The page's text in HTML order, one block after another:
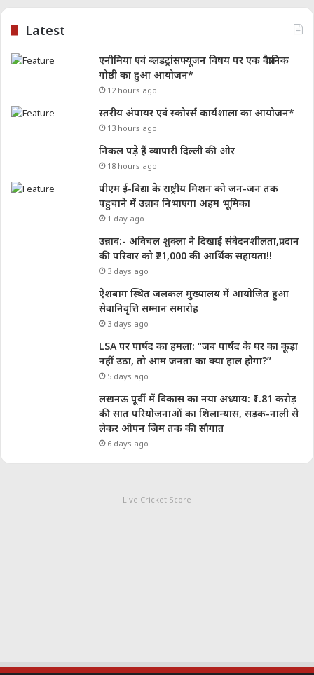
Latest
एनीमिया एवं ब्लडट्रांसफ्यूजन विषय पर एक वैज्ञानिक
गोष्ठी का हुआ आयोजन*
12 hours ago
स्तरीय अंपायर एवं स्कोरर्स कार्यशाला का आयोजन*
13 hours ago
निकल पड़े हैं व्यापारी दिल्ली की ओर
18 hours ago
पीएम ई-विद्या के राष्ट्रीय मिशन को जन-जन तक
पहुचाने में उन्नाव निभाएगा अहम भूमिका
1 day ago
उन्नाव:- अविचल शुक्ला ने दिखाई संवेदनशीलता,प्रदान
की परिवार को ₹21,000 की आर्थिक सहायता!!
3 days ago
ऐशबाग स्थित जलकल मुख्यालय में आयोजित हुआ
सेवानिवृत्ति सम्मान समारोह
3 days ago
LSA पर पार्षद का हमला: “जब पार्षद के घर का कूड़ा
नहीं उठा, तो आम जनता का क्या हाल होगा?”
5 days ago
लखनऊ पूर्वी में विकास का नया अध्याय: ₹1.81 करोड़
की सात परियोजनाओं का शिलान्यास, सड़क-नाली से
लेकर ओपन जिम तक की सौगात
6 days ago
Live Cricket Score